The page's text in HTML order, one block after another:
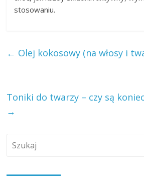
stosowaniu.
← Olej kokosowy (na włosy i
Toniki do twarzy – czy są
→